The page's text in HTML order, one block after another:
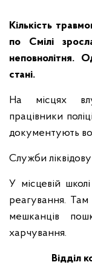
Кількість
по Смілі
неповнолітня.
стані.
На місцях
працівники
документують
Служби
У місцевій
реагування. Там
мешканців
харчування.
Відділ